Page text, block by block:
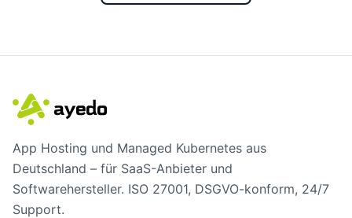
App Hosting und Managed Kubernetes aus
Deutschland – für SaaS-Anbieter und
Softwarehersteller. ISO 27001, DSGVO-konform, 24/7
Support.